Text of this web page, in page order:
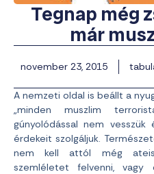
Tegnap még
már
november 23, 2015
A nemzeti oldal is beállt a
„minden muszlim
gúnyolódással nem
érdekeit szolgáljuk.
nem kell attól még
szemléletet felvenni,